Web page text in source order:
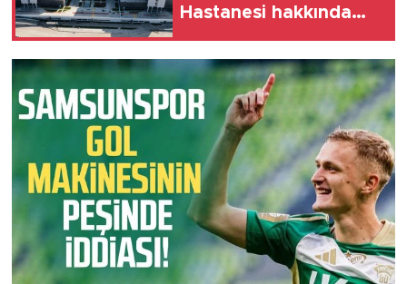
Hastanesi hakkında